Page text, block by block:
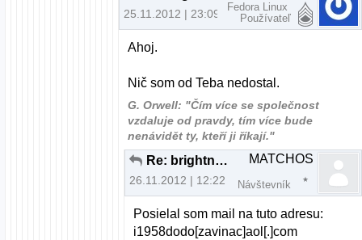
25.11.2012 | 23:09
Fedora Linux
Používateľ
Ahoj.
Nič som od Teba nedostal.
G. Orwell: "Čím více se společnost
vzdaluje od pravdy, tím více bude
nenávidět ty, kteří ji říkají."
Re: brightness fedora nefunkcne fn klavesy
26.11.2012 | 12:22
MATCHOS
Návštevník
Posielal som mail na tuto adresu:
i1958dodo[zavinac]aol[.]com